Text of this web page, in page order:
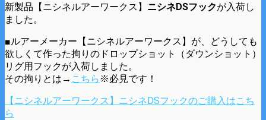
新製品【ニシネルアーワークス】 ニシネDSフックが入荷し
ました。
■ルアーメーカー【ニシネルアーワークス】が、どうしても
欲しくて作った拘りのドロップショット（ダウンショット）
リグ用フックが入荷しました。
その拘りとは→ こちら ※必見です！
【ニシネルアーワークス】ニシネDSフックのご購入はこち
ら